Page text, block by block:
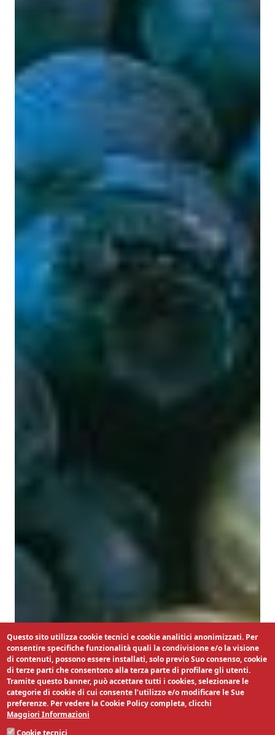
Questo sito utilizza cookie tecnici e cookie analitici anonimizzati. Per
consentire specifiche funzionalità quali la condivisione e/o la visione
di contenuti, possono essere installati, solo previo Suo consenso, cookie
di terze parti che consentono alla terza parte di profilare gli utenti.
Tramite questo banner, può accettare tutti i cookies, selezionare le
categorie di cookie di cui consente l’utilizzo e/o modificare le Sue
preferenze. Per vedere la Cookie Policy completa, clicchi
Maggiori Informazioni
Cookie tecnici